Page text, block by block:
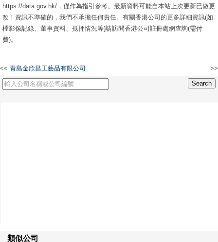
https://data.gov.hk/，僅作為指引參考。最新資料可能自本站上次更新已做更
改！資訊不準確的，我們不承擔任何責任。有關香港公司的更多詳細資訊(如
檔影像記錄、董事資料、抵押情況等)請訪問香港公司註冊處網查詢(需付
費)。
<< 青島金欣昌工藝品有限公司 >>
類似公司